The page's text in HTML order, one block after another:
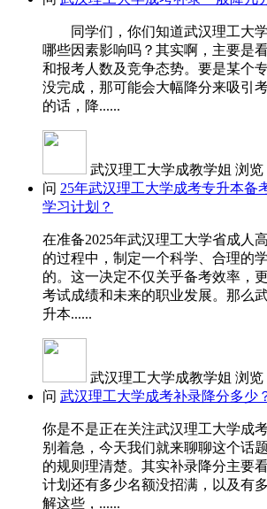
同学们，你们知道武汉理工大学
哪些因素影响吗？其实啊，主要是
和报考人数及竞争态势。要是某个
没完成，那可能会大幅降分来吸引
的话，降......
武汉理工大学成教学姐 浏览
问 25年武汉理工大学成考专升本备
学习计划？
在准备2025年武汉理工大学省成人
的过程中，制定一个科学、合理的
的。这一决定不仅关乎备考效率，
考试成绩和未来的职业发展。那么
升本......
武汉理工大学成教学姐 浏览
问 武汉理工大学成考补录降分多少
你是不是正在关注武汉理工大学成
别着急，今天我们就来聊聊这个话
的规则理清楚。其实补录降分主要
计划还有多少名额没招满，以及有
解这些，......